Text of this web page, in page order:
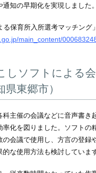
知の早期化を実現しました。
保育所入所選考マッチング」
main_content/
しソフトによる
東郷市）
主催の会議などに音声書き
率化を図りました。ソフトの
の会議で使用し、方言の登録
な使用方法も検討していま